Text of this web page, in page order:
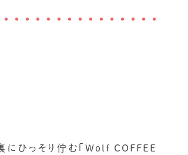
にひっそり佇む「Wolf COFFEE